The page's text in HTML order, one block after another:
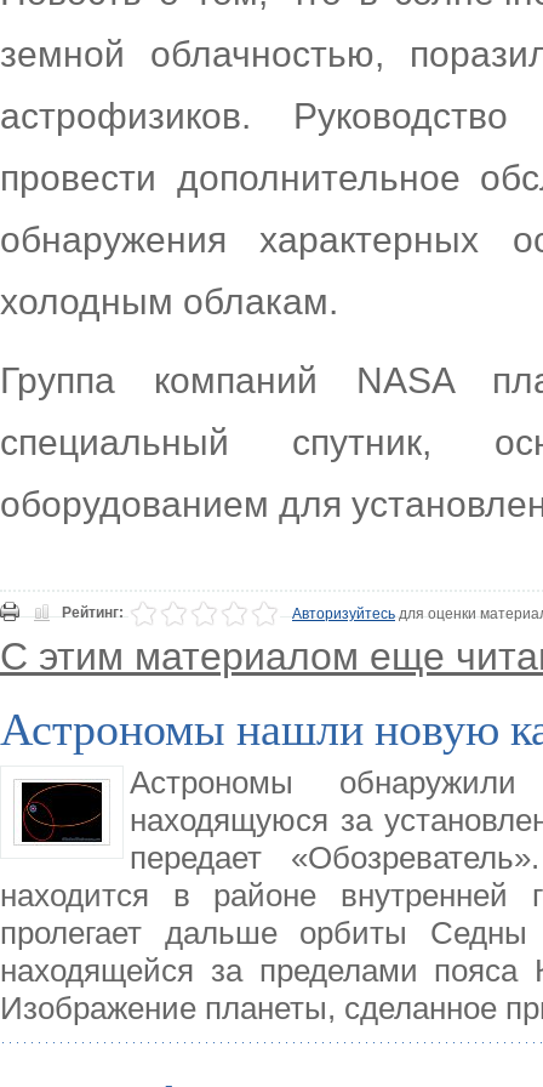
земной облачностью,
астрофизиков.
провести дополнительное
обнаружения характерных
холодным облакам.
Группа компаний NASA
специальный спутник,
оборудованием для
Рейтинг: Авторизуйтесьдля оценки
С этим материалом еще
Астрономы нашли новую
Астрономы
находящуюся за
передает
находится в районе
пролегает дальше орбиты Седны
находящейся за пределами пояса
Изображение планеты, сделанное